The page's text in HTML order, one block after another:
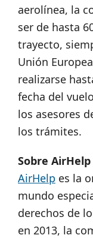
aerolínea, la
ser de hasta
trayecto,
Unión
realizarse
fecha del
los asesores
los trámites.
Sobre AirHelp
AirHelp es la
mundo
derechos de
en 2013, la